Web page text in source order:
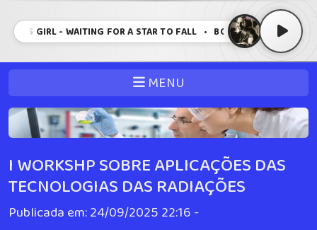
GIRL - WAITING FOR A STAR TO FALL • BOY MEETS GIRL -
MENU
I WORKSHP SOBRE APLICAÇÕES DAS
TECNOLOGIAS DAS RADIAÇÕES
Publicada em: 24/09/2025 22:16 -